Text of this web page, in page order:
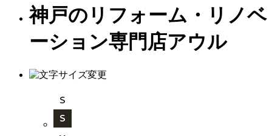
神戸のリフォーム・リノベ
ーション専門店アウル